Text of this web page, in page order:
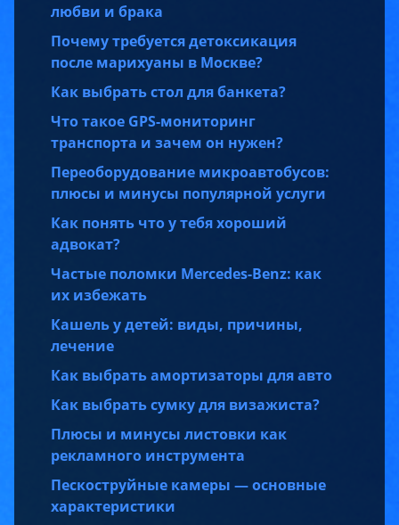
любви и брака
Почему требуется детоксикация
после марихуаны в Москве?
Как выбрать стол для банкета?
Что такое GPS-мониторинг
транспорта и зачем он нужен?
Переоборудование микроавтобусов:
плюсы и минусы популярной услуги
Как понять что у тебя хороший
адвокат?
Частые поломки Mercedes-Benz: как
их избежать
Кашель у детей: виды, причины,
лечение
Как выбрать амортизаторы для авто
Как выбрать сумку для визажиста?
Плюсы и минусы листовки как
рекламного инструмента
Пескоструйные камеры — основные
характеристики